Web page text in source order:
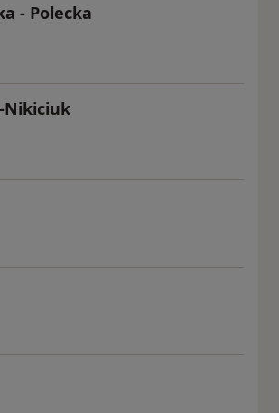
- Polecka
Nikiciuk